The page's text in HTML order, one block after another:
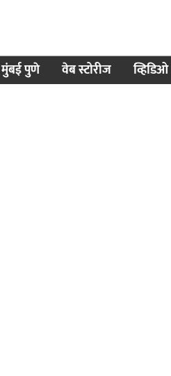
मुंबई पुणे वेब स्टोरीज व्हिडिओ